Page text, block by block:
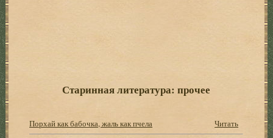
Старинная литература: прочее
Порхай как бабочка, жаль как пчела
Читать